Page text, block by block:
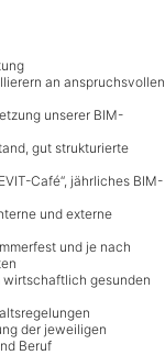
an anspruchsvollen
unserer BIM-
gut strukturierte
Café“, jährliches BIM-
und externe
und je nach
wirtschaftlich gesunden
der jeweiligen
Beruf